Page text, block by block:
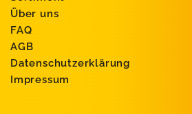
Über uns
FAQ
AGB
Datenschutzerklärung
Impressum